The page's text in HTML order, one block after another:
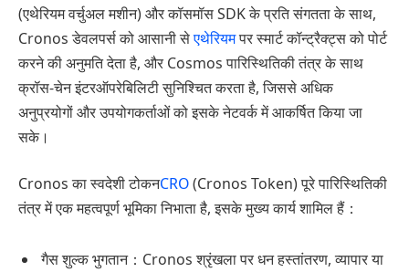
(एथेरियम वर्चुअल मशीन) और कॉसमॉस SDK के प्रति संगतता के साथ,
Cronos डेवलपर्स को आसानी सेएथेरियमपर स्मार्ट कॉन्ट्रैक्ट्स को पोर्ट
करने की अनुमति देता है, और Cosmos पारिस्थितिकी तंत्र के साथ
क्रॉस-चेन इंटरऑपरेबिलिटी सुनिश्चित करता है, जिससे अधिक
अनुप्रयोगों और उपयोगकर्ताओं को इसके नेटवर्क में आकर्षित किया जा
सके।
Cronos का स्वदेशी टोकनCRO(Cronos Token) पूरे पारिस्थितिकी
तंत्र में एक महत्वपूर्ण भूमिका निभाता है, इसके मुख्य कार्य शामिल हैं：
गैस शुल्क भुगतान：Cronos श्रृंखला पर धन हस्तांतरण, व्यापार या